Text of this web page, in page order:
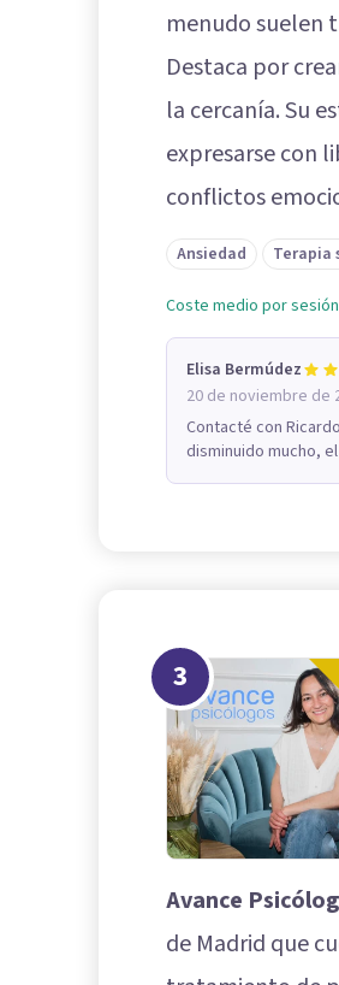
menudo suelen
Destaca por
la cercanía. Su
expresarse con
conflictos
Ansiedad Terapia
Coste medio por
Elisa Bermúdez
20 de noviembre de
Contacté con
disminuido mucho,
3
Avance
de Madrid que